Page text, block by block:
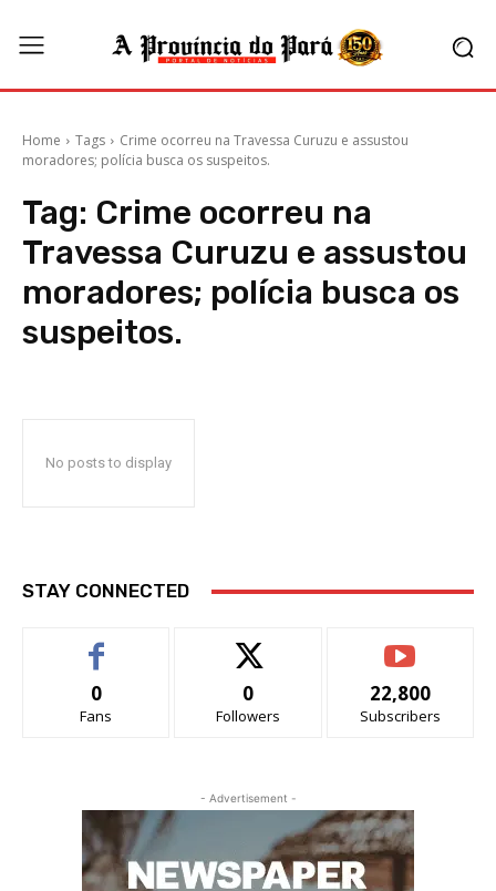
Home Tags
Crime ocorreu na Travessa Curuzu e assustou
moradores; polícia busca os suspeitos.
Tag: Crime ocorreu na
Travessa Curuzu e assustou
moradores; polícia busca os
suspeitos.
No posts to display
STAY CONNECTED
0
Fans
0
Followers
22,800
Subscribers
- Advertisement -